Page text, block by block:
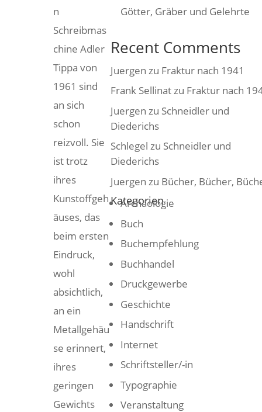
n
Schreibmas
chine Adler
Tippa von
1961 sind
an sich
schon
reizvoll. Sie
ist trotz
ihres
Kunstoffgeh
äuses, das
beim ersten
Eindruck,
wohl
absichtlich,
an ein
Metallgehäu
se erinnert,
ihres
geringen
Gewichts
Götter, Gräber und Gelehrte
Recent Comments
Juergen zu Fraktur nach 1941
Frank Sellinatzu Fraktur nach
Juergen zu Schneidler und
Diederichs
Schlegel zu Schneidler und
Diederichs
Juergen zu Bücher, Bücher,
Kategorien
Archäologie
Buch
Buchempfehlung
Buchhandel
Druckgewerbe
Geschichte
Handschrift
Internet
Schriftsteller/-in
Typographie
Veranstaltung